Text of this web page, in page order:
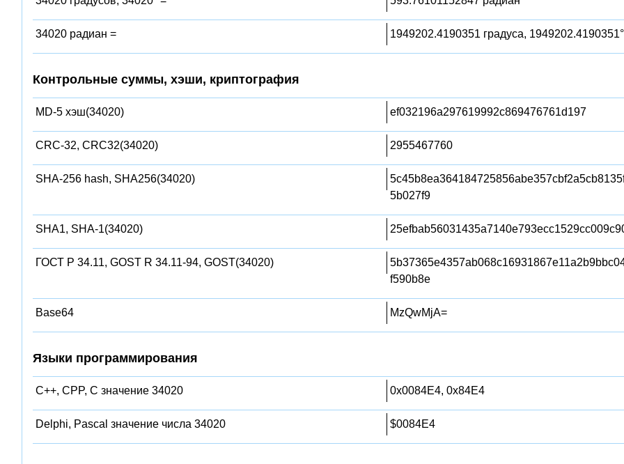
34020 радиан = 1949202.4190351 градуса, 1949202.4190351°
Контрольные суммы, хэши, криптография
MD-5 хэш(34020) ef032196a297619992c869476761d197
CRC-32, CRC32(34020) 2955467760
SHA-256 hash, SHA256(34020)
5b027f9
SHA1, SHA-1(34020)
ГОСТ Р 34.11, GOST R 34.11-94, GOST(34020)
f590b8e
Base64 MzQwMjA=
Языки программирования
C++, CPP, C значение 34020 0x0084E4, 0x84E4
Delphi, Pascal значение числа 34020 $0084E4